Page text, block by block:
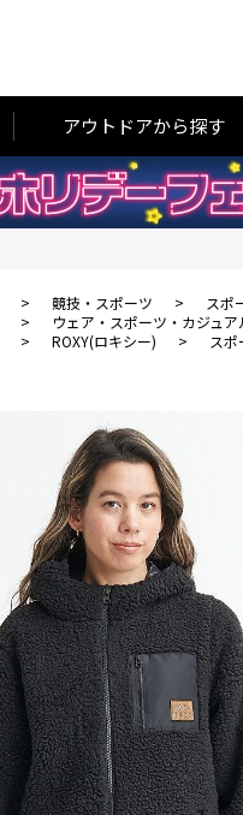
アウトドアから探す
> 競技・スポーツ > スポ
> ウェア・スポーツ・カジュア
> ROXY(ロキシー) > ス